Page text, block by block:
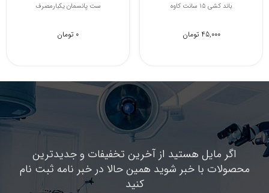
ست پانسمان یکبارمصرف
0 تومان
باند کشی 15 سانت کاوه
45,000 تومان
اگر مایل هستید از آخرین تخفیفات و جدیدترین
محصولات با خبر شوید همین حالا در خبر نامه ثبت نام
کنید